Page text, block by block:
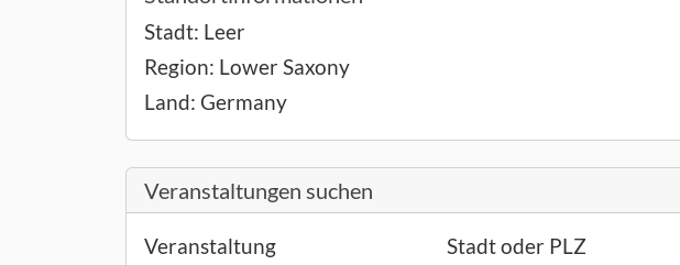
Stadt: Leer
Region: Lower Saxony
Land: Germany
Veranstaltungen suchen
Veranstaltung Stadt oder PLZ